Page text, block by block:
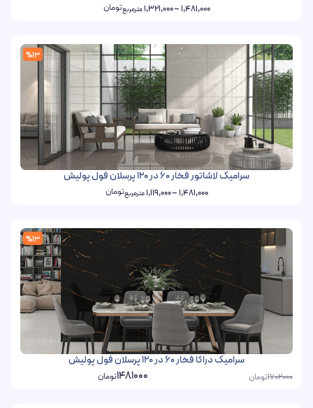
1,481,000
–
1,321,000مترمربعتومان
%13
سرامیک لاشاتور فخار 60 در 120 پرسلان فول پولیش
1,481,000
–
1,119,000مترمربعتومان
%13
سرامیک دراکا فخار 60 در 120 پرسلان فول پولیش
1702000تومان 1481000تومان